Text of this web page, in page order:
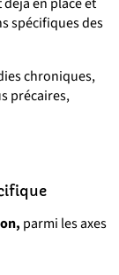
spécifiques des
chroniques,
précaires,
parmi les axes